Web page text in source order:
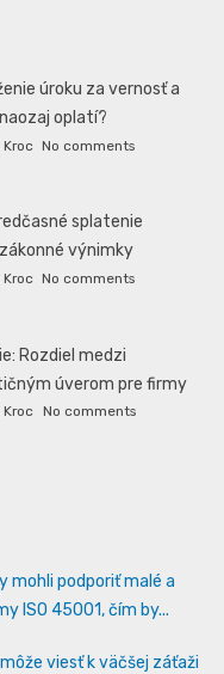
úroku za vernosť a
oplatí?
Kroc No comments
splatenie
výnimky
Kroc No comments
Rozdiel medzi
úverom pre firmy
Kroc No comments
mohli podporiť malé a
ISO 45001, čím by...
viesť k väčšej záťaži